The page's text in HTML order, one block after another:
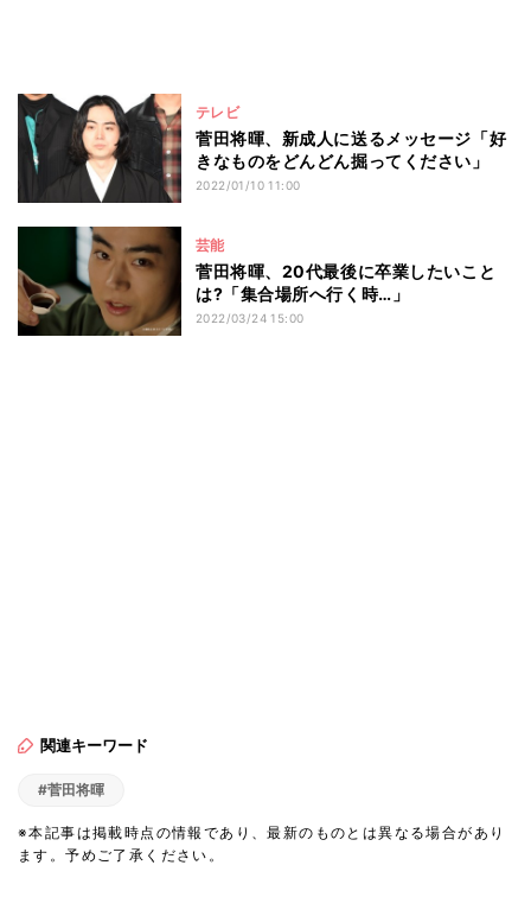
テレビ
菅田将暉、新成人に送るメッセージ「好
きなものをどんどん掘ってください」
2022/01/10 11:00
芸能
菅田将暉、20代最後に卒業したいこと
は?「集合場所へ行く時…」
2022/03/24 15:00
関連キーワード
#菅田将暉
※本記事は掲載時点の情報であり、最新のものとは異なる場合があり
ます。予めご了承ください。